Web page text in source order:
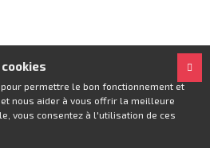
permettre le bon fonctionnement et
nous aider à vous offrir la meilleure
vous consentez à l'utilisation de ces